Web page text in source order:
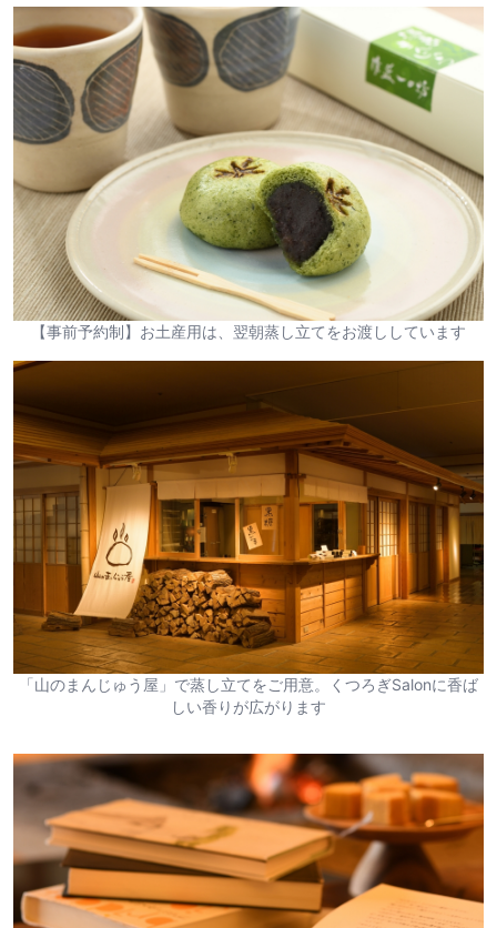
【事前予約制】お土産用は、翌朝蒸し立てをお渡ししています
「山のまんじゅう屋」で蒸し立てをご用意。くつろぎSalonに香ば
しい香りが広がります